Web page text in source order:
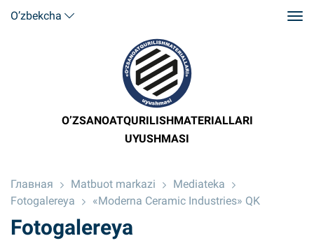
O’zbekcha
O’ZSANOATQURILISHMATERIALLARI
UYUSHMASI
Главная Matbuot markazi
Mediateka
Fotogalereya
«Moderna Ceramic Industries» QK
Fotogalereya